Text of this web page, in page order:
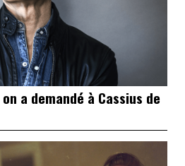
a demandé à Cassius de